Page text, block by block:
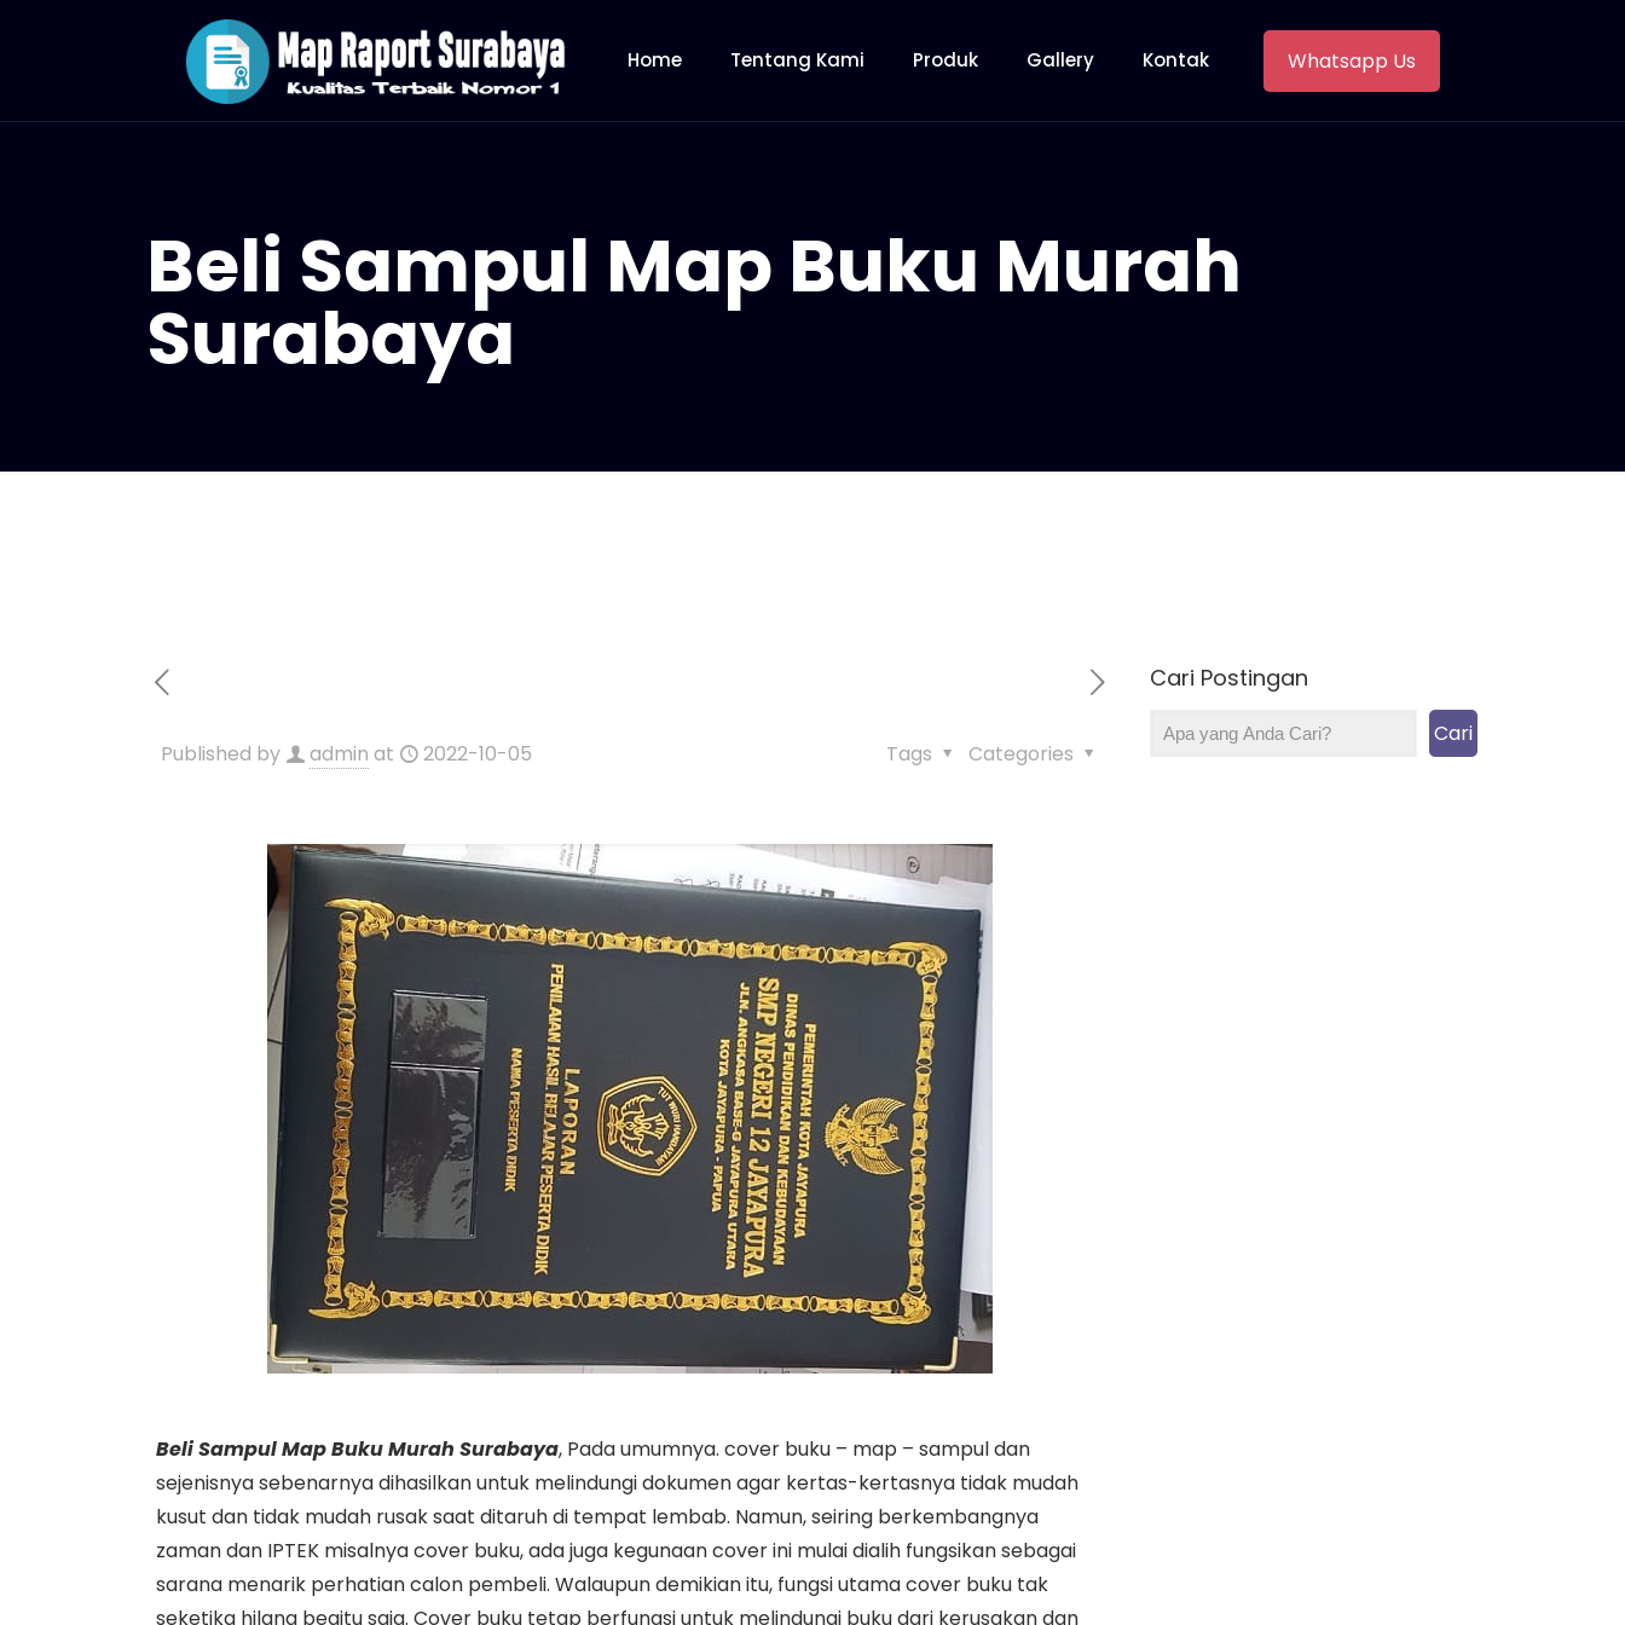
Home Tentang Kami Produk Gallery Kontak Whatsapp Us
Beli Sampul Map Buku Murah
Surabaya
Published by admin at 2022-10-05 Categories
Tags
Beli Sampul Map Buku Murah Surabaya, Pada umumnya. cover buku – map – sampul dan
sejenisnya sebenarnya dihasilkan untuk melindungi dokumen agar kertas-kertasnya tidak mudah
kusut dan tidak mudah rusak saat ditaruh di tempat lembab. Namun, seiring berkembangnya
zaman dan IPTEK misalnya cover buku, ada juga kegunaan cover ini mulai dialih fungsikan sebagai
sarana menarik perhatian calon pembeli. Walaupun demikian itu, fungsi utama cover buku tak
seketika hilang begitu saja. Cover buku tetap berfungsi untuk melindungi buku dari kerusakan dan
Cari Postingan
Cari